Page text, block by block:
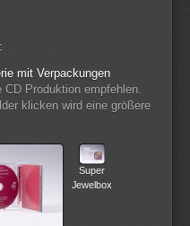
mit Verpackungen
Produktion empfehlen.
klicken wird eine größere
Super
Jewelbox